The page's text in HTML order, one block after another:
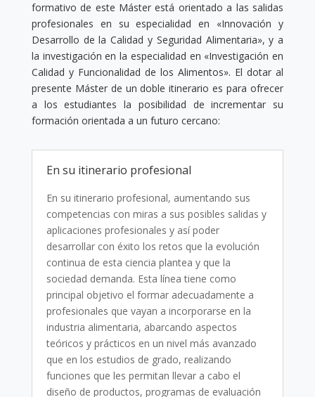
formativo de este Máster está orientado a las salidas
profesionales en su especialidad en «Innovación y
Desarrollo de la Calidad y Seguridad Alimentaria», y a
la investigación en la especialidad en «Investigación en
Calidad y Funcionalidad de los Alimentos». El dotar al
presente Máster de un doble itinerario es para ofrecer
a los estudiantes la posibilidad de incrementar su
formación orientada a un futuro cercano:
En su itinerario profesional
En su itinerario profesional, aumentando sus
competencias con miras a sus posibles salidas y
aplicaciones profesionales y así poder
desarrollar con éxito los retos que la evolución
continua de esta ciencia plantea y que la
sociedad demanda. Esta línea tiene como
principal objetivo el formar adecuadamente a
profesionales que vayan a incorporarse en la
industria alimentaria, abarcando aspectos
teóricos y prácticos en un nivel más avanzado
que en los estudios de grado, realizando
funciones que les permitan llevar a cabo el
diseño de productos, programas de evaluación